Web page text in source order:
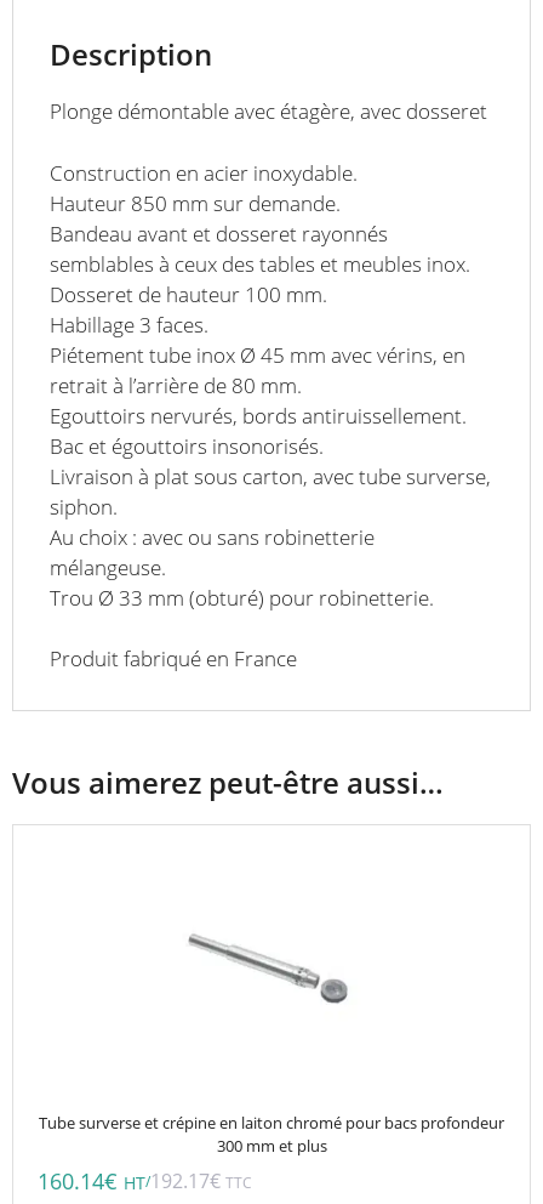
l
x
900
mm
Description
Plonge démontable avec étagère, avec dosseret
Construction en acier inoxydable.
Hauteur 850 mm sur demande.
Bandeau avant et dosseret rayonnés
semblables à ceux des tables et meubles inox.
Dosseret de hauteur 100 mm.
Habillage 3 faces.
Piétement tube inox Ø 45 mm avec vérins, en
retrait à l’arrière de 80 mm.
Egouttoirs nervurés, bords antiruissellement.
Bac et égouttoirs insonorisés.
Livraison à plat sous carton, avec tube surverse,
siphon.
Au choix : avec ou sans robinetterie
mélangeuse.
Trou Ø 33 mm (obturé) pour robinetterie.
Produit fabriqué en France
Vous aimerez peut-être aussi…
Tube surverse et crépine en laiton chromé pour bacs profondeur
300 mm et plus
160.14€ HT/192.17€ TTC